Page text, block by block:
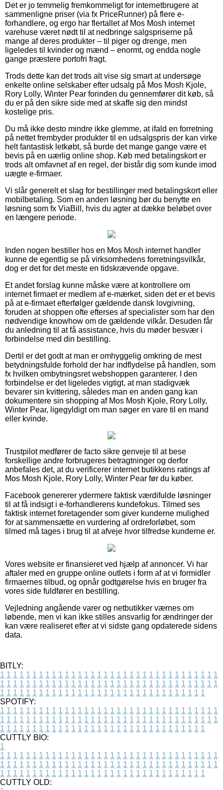
Det er jo temmelig fremkommeligt for internetbrugere at
sammenligne priser (via fx PriceRunner) på flere e-
forhandlere, og ergo har flertallet af Mos Mosh internet
varehuse været nødt til at nedbringe salgspriserne på
mange af deres produkter – til piger og drenge, men
ligeledes til kvinder og mænd – enormt, og endda nogle
gange præstere portofri fragt.
Trods dette kan det trods alt vise sig smart at undersøge
enkelte online selskaber efter udsalg på Mos Mosh Kjole,
Rory Lolly, Winter Pear forinden du gennemfører dit køb, så
du er på den sikre side med at skaffe sig den mindst
kostelige pris.
Du må ikke desto mindre ikke glemme, at ifald en forretning
på nettet frembyder produkter til en udsalgspris der kan virke
helt fantastisk letkøbt, så burde det mange gange være et
bevis på en uærlig online shop. Køb med betalingskort er
trods alt omfavnet af en regel, der bistår dig som kunde imod
uægte e-firmaer.
Vi slår generelt et slag for bestillinger med betalingskort eller
mobilbetaling. Som en anden løsning bør du benytte en
løsning som fx ViaBill, hvis du agter at dække beløbet over
en længere periode.
Inden nogen bestiller hos en Mos Mosh internet handler
kunne de egentlig se på virksomhedens forretningsvilkår,
dog er det for det meste en tidskrævende opgave.
Et andet forslag kunne måske være at kontrollere om
internet firmaet er medlem af e-mærket, siden det er et bevis
på at e-firmaet efterfølger gældende dansk lovgivning,
foruden at shoppen ofte efterses af specialister som har den
nødvendige knowhow om de gældende vilkår. Desuden får
du anledning til at få assistance, hvis du møder besvær i
forbindelse med din bestilling.
Dertil er det godt at man er omhyggelig omkring de mest
betydningsfulde forhold der har indflydelse på handlen, som
fx hvilken ombytningsret webshoppen garanterer. I den
forbindelse er det ligeledes vigtigt, at man stadigvæk
bevarer sin kvittering, således man en anden gang kan
dokumentere sin shopping af Mos Mosh Kjole, Rory Lolly,
Winter Pear, ligegyldigt om man søger en vare til en mand
eller kvinde.
Trustpilot medfører de facto sikre genveje til at bese
forskellige andre forbrugeres betragtninger og derfor
anbefales det, at du verificerer internet butikkens ratings af
Mos Mosh Kjole, Rory Lolly, Winter Pear før du køber.
Facebook genererer ydermere faktisk værdifulde løsninger
til at få indsigt i e-forhandlerens kundefokus. Tilmed ses
faktisk internet foretagender som giver kunderne mulighed
for at sammensætte en vurdering af ordreforløbet, som
tilmed må tages i brug til at afveje hvor tilfredse kunderne er.
Vores website er finansieret ved hjælp af annoncer. Vi har
aftaler med en gruppe online outlets i form af at vi formidler
firmaernes tilbud, og opnår godtgørelse hvis en bruger fra
vores side fuldfører en bestilling.
Vejledning angående varer og netbutikker værnes om
løbende, men vi kan ikke stilles ansvarlig for ændringer der
kan være realiseret efter at vi sidste gang opdaterede sidens
data.
BITLY:
1 1 1 1 1 1 1 1 1 1 1 1 1 1 1 1 1 1 1 1 1 1 1 1 1 1 1 1 1 1 1 1 1 1
1 1 1 1 1 1 1 1 1 1 1 1 1 1 1 1 1 1 1 1 1 1 1 1 1 1 1 1 1 1 1 1 1 1
1 1 1 1 1 1 1 1 1 1 1 1 1 1 1 1 1 1 1 1 1 1 1 1 1 1 1 1 1 1 1 1
SPOTIFY:
1 1 1 1 1 1 1 1 1 1 1 1 1 1 1 1 1 1 1 1 1 1 1 1 1 1 1 1 1 1 1 1 1 1
1 1 1 1 1 1 1 1 1 1 1 1 1 1 1 1 1 1 1 1 1 1 1 1 1 1 1 1 1 1 1 1 1 1
1 1 1 1 1 1 1 1 1 1 1 1 1 1 1 1 1 1 1 1 1 1 1 1 1 1 1 1 1 1 1 1
CUTTLY BIO:
1
1 1 1 1 1 1 1 1 1 1 1 1 1 1 1 1 1 1 1 1 1 1 1 1 1 1 1 1 1 1 1 1 1 1
1 1 1 1 1 1 1 1 1 1 1 1 1 1 1 1 1 1 1 1 1 1 1 1 1 1 1 1 1 1 1 1 1 1
1 1 1 1 1 1 1 1 1 1 1 1 1 1 1 1 1 1 1 1 1 1 1 1 1 1 1 1 1 1 1 1
CUTTLY OLD: